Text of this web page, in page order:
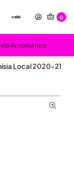
0
Automático
Local 2020-21